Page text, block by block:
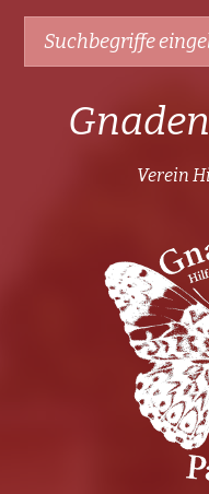
Verein